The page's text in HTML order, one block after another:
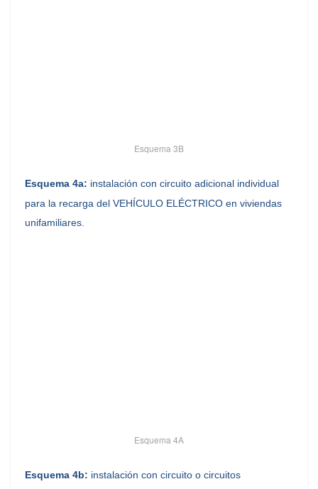
Esquema 3B
Esquema 4a: instalación con circuito adicional individual
para la recarga del VEHÍCULO ELÉCTRICO en viviendas
unifamiliares.
Esquema 4A
Esquema 4b: instalación con circuito o circuitos